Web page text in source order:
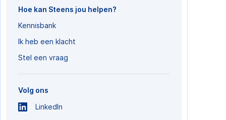
Hoe kan Steens jou helpen?
Kennisbank
Ik heb een klacht
Stel een vraag
Volg ons
LinkedIn